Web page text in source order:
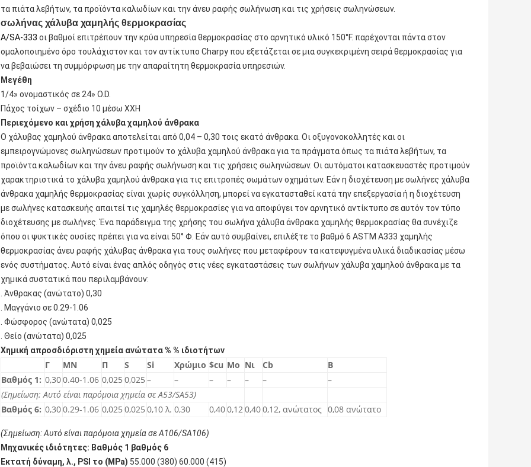
τα πιάτα λεβήτων, τα προϊόντα καλωδίων και την άνευ ραφής σωλήνωση και τις χρήσεις σωληνώσεων.
σωλήνας χάλυβα χαμηλής θερμοκρασίας
A/SA-333 οι βαθμοί επιτρέπουν την κρύα υπηρεσία θερμοκρασίας στο αρνητικό υλικό 150°F. παρέχονται πάντα στον
ομαλοποιημένο όρο τουλάχιστον και τον αντίκτυπο Charpy που εξετάζεται σε μια συγκεκριμένη σειρά θερμοκρασίας για
να βεβαιώσει τη συμμόρφωση με την απαραίτητη θερμοκρασία υπηρεσιών.
Μεγέθη
1/4» ονομαστικός σε 24» O.D.
Πάχος τοίχων – σχέδιο 10 μέσω XXH
Περιεχόμενο και χρήση χάλυβα χαμηλού άνθρακα
Ο χάλυβας χαμηλού άνθρακα αποτελείται από 0,04 – 0,30 τοις εκατό άνθρακα. Οι οξυγονοκολλητές και οι
εμπειρογνώμονες σωληνώσεων προτιμούν το χάλυβα χαμηλού άνθρακα για τα πράγματα όπως τα πιάτα λεβήτων, τα
προϊόντα καλωδίων και την άνευ ραφής σωλήνωση και τις χρήσεις σωληνώσεων. Οι αυτόματοι κατασκευαστές προτιμούν
χαρακτηριστικά το χάλυβα χαμηλού άνθρακα για τις επιτροπές σωμάτων οχημάτων. Εάν η διοχέτευση με σωλήνες χάλυβα
άνθρακα χαμηλής θερμοκρασίας είναι χωρίς συγκόλληση, μπορεί να εγκατασταθεί κατά την επεξεργασία ή η διοχέτευση
με σωλήνες κατασκευής απαιτεί τις χαμηλές θερμοκρασίες για να αποφύγει τον αρνητικό αντίκτυπο σε αυτόν τον τύπο
διοχέτευσης με σωλήνες. Ένα παράδειγμα της χρήσης του σωλήνα χάλυβα άνθρακα χαμηλής θερμοκρασίας θα συνέχιζε
όπου οι ψυκτικές ουσίες πρέπει για να είναι 50° Φ. Εάν αυτό συμβαίνει, επιλέξτε το βαθμό 6 ASTM A333 χαμηλής
θερμοκρασίας άνευ ραφής χάλυβας άνθρακα για τους σωλήνες που μεταφέρουν τα κατεψυγμένα υλικά διαδικασίας μέσω
ενός συστήματος. Αυτό είναι ένας απλός οδηγός στις νέες εγκαταστάσεις των σωλήνων χάλυβα χαμηλού άνθρακα με τα
χημικά συστατικά που περιλαμβάνουν:
. Άνθρακας (ανώτατο) 0,30
. Μαγγάνιο σε 0.29-1.06
. Φώσφορος (ανώτατα) 0,025
. Θείο (ανώτατα) 0,025
Χημική απροσδιόριστη χημεία ανώτατα % % ιδιοτήτων
Γ ΜΝ Π S Si Χρώμιο $cu Mo Νι Cb
Β
Βαθμός 1: 0,300.40-1.06 0,025 0,025 – – – – – –
–
(Σημείωση: Αυτό είναι παρόμοια χημεία σε A53/SA53)
Βαθμός 6: 0,300.29-1.06 0,025 0,025 0,10 λ. 0,30 0,400,12 0,400,12, ανώτατος 0,08 ανώτατο
(Σημείωση: Αυτό είναι παρόμοια χημεία σε A106/SA106)
Μηχανικές ιδιότητες: Βαθμός 1 βαθμός 6
Εκτατή δύναμη, λ., PSI το (MPa) 55.000 (380) 60.000 (415)